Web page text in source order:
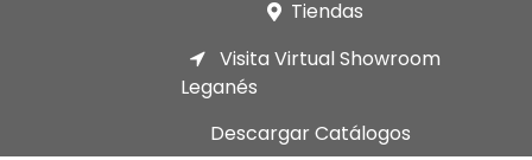
Tiendas
Visita Virtual Showroom
Leganés
Descargar Catálogos